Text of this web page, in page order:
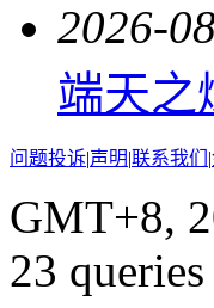
2026-
端天之
问题投诉|声明|联系我们 |
GMT+8,
23